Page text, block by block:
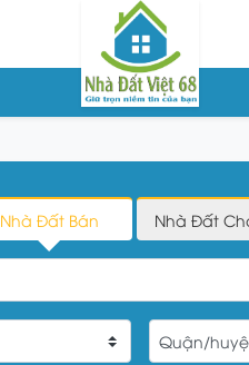
Nhà Đất Bán Nhà Đất